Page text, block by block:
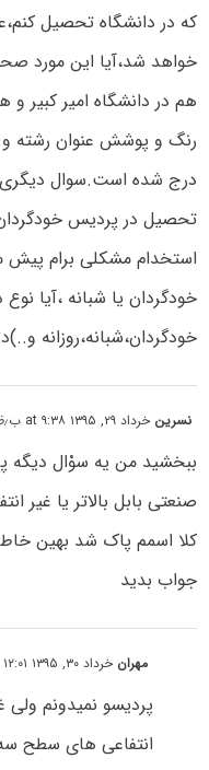
که در دانشگاه تحصیل
خواهد شد،آیا این مورد
هم در دانشگاه امیر کبیر
رنگ و پوشش عنوان رشته
درج شده است.سوال
تحصیل در پردیس خودگردان
استخدام مشکلی برام
خودگردان یا شبانه ،آیا
خودگردان،شبانه،روزانه
نسرین خرداد ۲۹, ۱۳۹۵ at ۹:۳۸ ب٫ظ
ببخشید من یه سوْال دیگه
صنعتی بابل بالاتر یا غیر
کلا اسمم پاک شد بهین
جواب بدید
مهران خرداد ۳۰, ۱۳۹۵ at ۱۲:۰۱ ب٫ظ
پردیسو نمیدونم ولی
انتفاعی های سطح